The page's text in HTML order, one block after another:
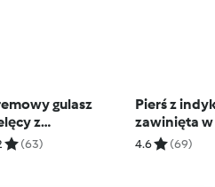
gulasz
z
(63)
Pierś z
zawinięta
4.6 (69)